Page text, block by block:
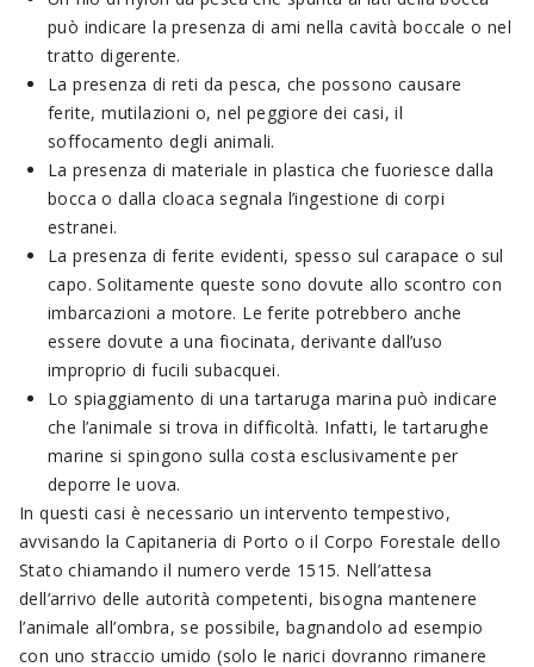
può indicare la presenza di ami nella cavità boccale o nel
tratto digerente.
La presenza di reti da pesca, che possono causare
ferite, mutilazioni o, nel peggiore dei casi, il
soffocamento degli animali.
La presenza di materiale in plastica che fuoriesce dalla
bocca o dalla cloaca segnala l’ingestione di corpi
estranei.
La presenza di ferite evidenti, spesso sul carapace o sul
capo. Solitamente queste sono dovute allo scontro con
imbarcazioni a motore. Le ferite potrebbero anche
essere dovute a una fiocinata, derivante dall’uso
improprio di fucili subacquei.
Lo spiaggiamento di una tartaruga marina può indicare
che l’animale si trova in difficoltà. Infatti, le tartarughe
marine si spingono sulla costa esclusivamente per
deporre le uova.
In questi casi è necessario un intervento tempestivo,
avvisando la Capitaneria di Porto o il Corpo Forestale dello
Stato chiamando il numero verde 1515. Nell’attesa
dell’arrivo delle autorità competenti, bisogna mantenere
l’animale all’ombra, se possibile, bagnandolo ad esempio
con uno straccio umido (solo le narici dovranno rimanere